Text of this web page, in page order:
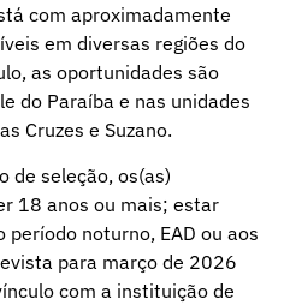
com aproximadamente
em diversas regiões do
as oportunidades são
do Paraíba e nas unidades
Cruzes e Suzano.
de seleção, os(as)
18 anos ou mais; estar
noturno, EAD ou aos
para março de 2026
com a instituição de